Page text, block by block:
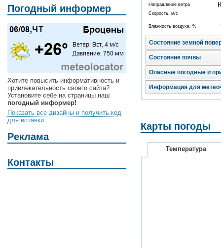
Погодный информер
Хотите повысить информативность и
привлекательность своего сайта?
Установите себе на страницы наш
погодный информер!
Показать все дизайны и получить код
для вставки
Реклама
Контакты
Направление ветра
Скорость, м/с
Влажность воздуха, %
Состояние земной
Состояние почвы
Опасные погодные и
Информация для
Карты погоды
Температура